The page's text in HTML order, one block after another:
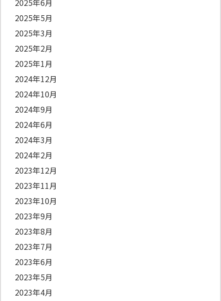
2025年6月
2025年5月
2025年3月
2025年2月
2025年1月
2024年12月
2024年10月
2024年9月
2024年6月
2024年3月
2024年2月
2023年12月
2023年11月
2023年10月
2023年9月
2023年8月
2023年7月
2023年6月
2023年5月
2023年4月